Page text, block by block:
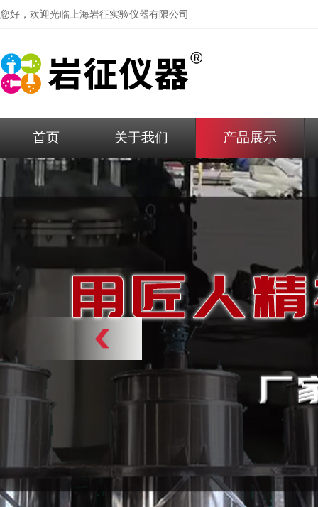
您好，欢迎光临上海岩征实验仪器有限公司
首页 关于我们 产品展示